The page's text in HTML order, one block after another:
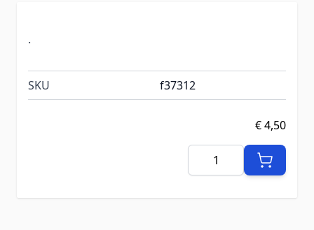
.
SKU f37312
€ 4,50
Aantal